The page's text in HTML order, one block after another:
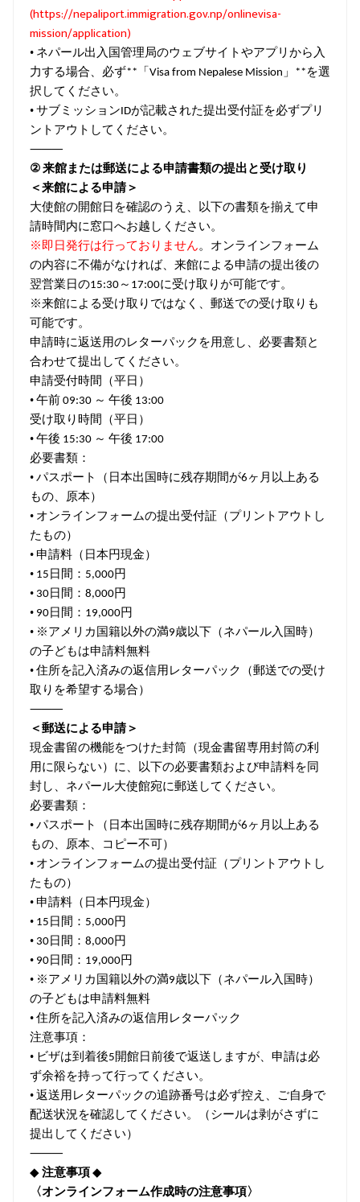
(https://nepaliport.immigration.gov.np/onlinevisa-
mission/application)
• ネパール出入国管理局のウェブサイトやアプリから入
力する場合、必ず** 「 Visa from Nepalese Mission 」 ** を選
択してください。
•サブミッションIDが記載された提出受付証を必ずプリ
ントアウトしてください。
⸻
②来館または郵送による申請書類の提出と受け取り
＜来館による申請＞
大使館の開館日を確認のうえ、以下の書類を揃えて申
請時間内に窓口へお越しください。
※即日発行は行っておりません。オンラインフォーム
の内容に不備がなければ、来館による申請の提出後の
翌営業日の15:30 ～ 17:00に受け取りが可能です。
※来館による受け取りではなく、郵送での受け取りも
可能です。
申請時に返送用のレターパックを用意し、必要書類と
合わせて提出してください。
申請受付時間（平日）
•午前 09:30 ～ 午後 13:00
受け取り時間（平日）
•午後 15:30 ～ 午後 17:00
必要書類：
•パスポート（日本出国時に残存期間が6 ヶ月以上ある
もの、原本）
• オンラインフォームの提出受付証（プリントアウトし
たもの）
• 申請料（日本円現金）
• 15 日間： 5,000円
• 30 日間： 8,000円
• 90 日間： 19,000円
• ※アメリカ国籍以外の満9歳以下（ネパール入国時）
の子どもは申請料無料
•住所を記入済みの返信用レターパック（郵送での受け
取りを希望する場合）
⸻
＜郵送による申請＞
現金書留の機能をつけた封筒（現金書留専用封筒の利
用に限らない）に、以下の必要書類および申請料を同
封し、ネパール大使館宛に郵送してください。
必要書類：
•パスポート（日本出国時に残存期間が6 ヶ月以上ある
もの、原本、コピー不可）
• オンラインフォームの提出受付証（プリントアウトし
たもの）
• 申請料（日本円現金）
• 15 日間： 5,000円
• 30 日間： 8,000円
• 90 日間： 19,000円
• ※アメリカ国籍以外の満9歳以下（ネパール入国時）
の子どもは申請料無料
•住所を記入済みの返信用レターパック
注意事項：
• ビザは到着後5 開館日前後で返送しますが、申請は必
ず余裕を持って行ってください。
•返送用レターパックの追跡番号は必ず控え、ご自身で
配送状況を確認してください。（シールは剥がさずに
提出してください）
⸻
◆注意事項◆
〈オンラインフォーム作成時の注意事項〉